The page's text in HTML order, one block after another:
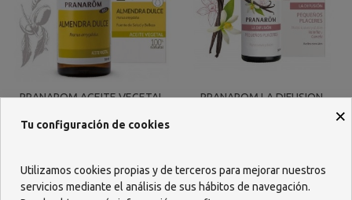
PRANAROM ACEITE VEGETAL
50 ML
AÑADIR
PRANAROM LA DIFUSION
AÑADIR
×
Tu configuración de cookies
Utilizamos cookies propias y de terceros para mejorar nuestros
servicios mediante el análisis de sus hábitos de navegación.